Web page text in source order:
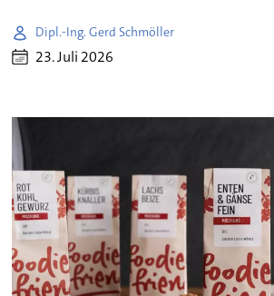
Dipl.-Ing. Gerd Schmöller
23. Juli 2026